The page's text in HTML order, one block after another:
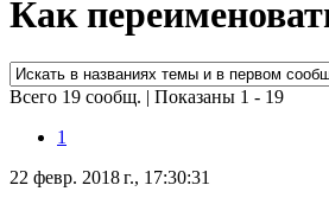
Как
Всего 19 сообщ. | Показаны 1 - 19
1
22 февр. 2018 г., 17:30:31